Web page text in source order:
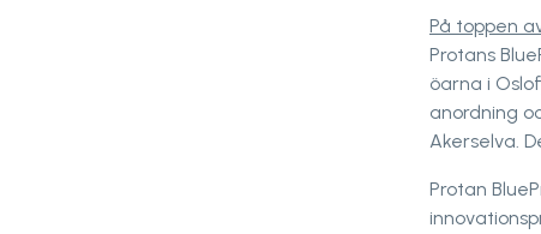
På toppen
Protans
öarna i
anordning
Akerselva.
Protan